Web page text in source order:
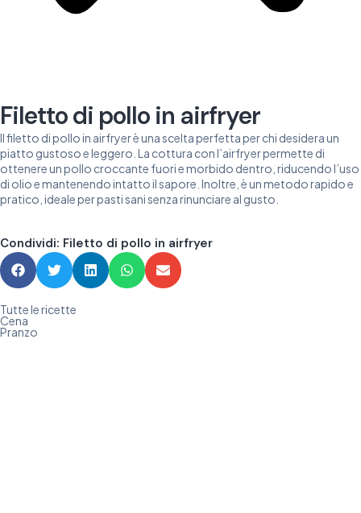
Filetto di pollo in airfryer
Il filetto di pollo in airfryer è una scelta perfetta per chi desidera un
piatto gustoso e leggero. La cottura con l’airfryer permette di
ottenere un pollo croccante fuori e morbido dentro, riducendo l’uso
di olio e mantenendo intatto il sapore. Inoltre, è un metodo rapido e
pratico, ideale per pasti sani senza rinunciare al gusto.
Condividi: Filetto di pollo in airfryer
Tutte le ricette
Cena
Pranzo